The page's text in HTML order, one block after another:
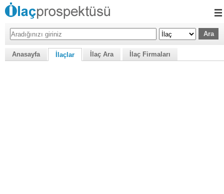
Anasayfa İlaçlar İlaç Ara İlaç Firmaları